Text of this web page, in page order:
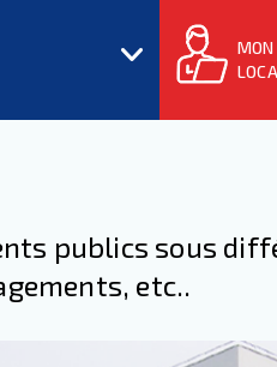
MON
publics sous
etc..